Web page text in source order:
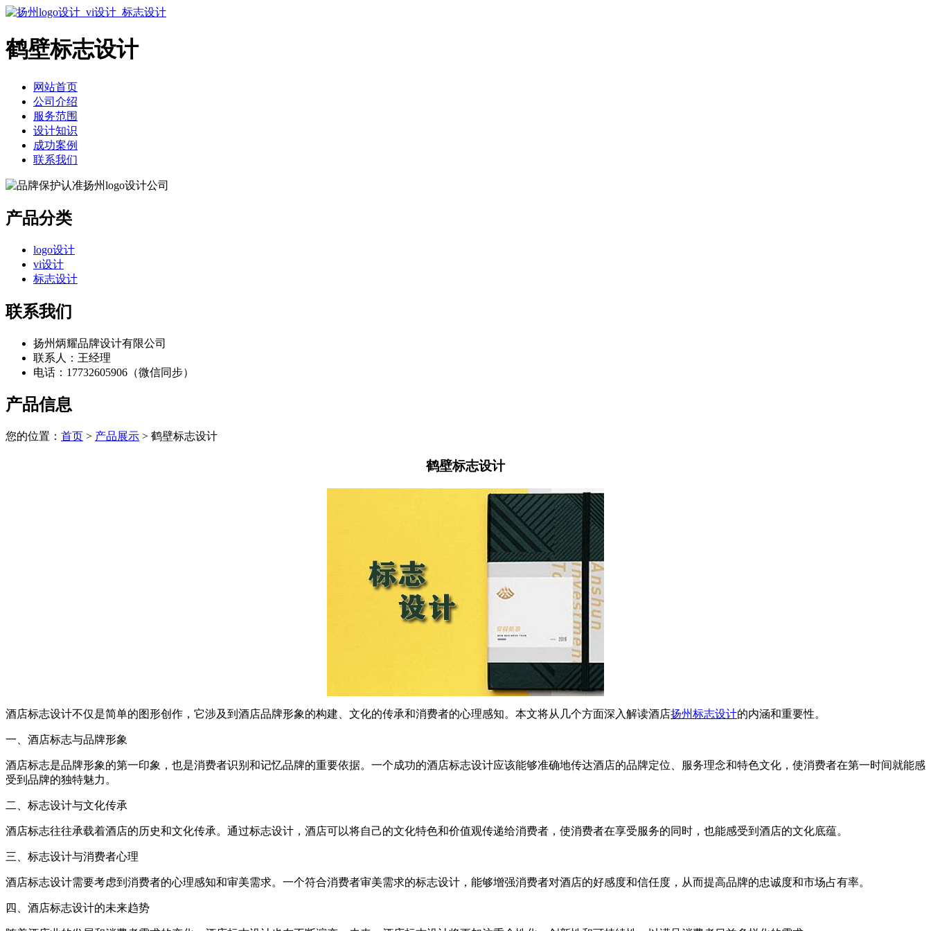
鹤壁标志设计
网站首页
公司介绍
服务范围
设计知识
成功案例
联系我们
产品分类
logo设计
vi设计
标志设计
联系我们
扬州炳耀品牌设计有限公司
联系人：王经理
电话：17732605906（微信同步）
产品信息
您的位置： 首页 > 产品展示 > 鹤壁标志设计
鹤壁标志设计
酒店标志设计不仅是简单的图形创作，它涉及到酒店品牌形象的构建、文化的传承和消费者的心理感知。本文将从几个方面深入解读酒店扬州标志设计的内涵和重要性。
一、酒店标志与品牌形象
酒店标志是品牌形象的第一印象，也是消费者识别和记忆品牌的重要依据。一个成功的酒店标志设计应该能够准确地传达酒店的品牌定位、服务理念和特色文化，使消费者在第一时间就能感
受到品牌的独特魅力。
二、标志设计与文化传承
酒店标志往往承载着酒店的历史和文化传承。通过标志设计，酒店可以将自己的文化特色和价值观传递给消费者，使消费者在享受服务的同时，也能感受到酒店的文化底蕴。
三、标志设计与消费者心理
酒店标志设计需要考虑到消费者的心理感知和审美需求。一个符合消费者审美需求的标志设计，能够增强消费者对酒店的好感度和信任度，从而提高品牌的忠诚度和市场占有率。
四、酒店标志设计的未来趋势